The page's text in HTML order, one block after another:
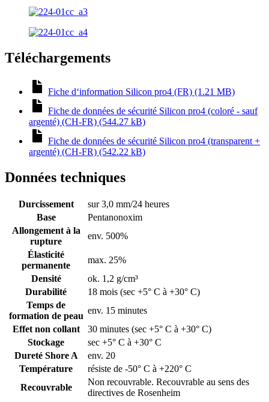
Téléchargements
Fiche d‘information Silicon pro4 (FR) (1.21 MB)
Fiche de données de sécurité Silicon pro4 (coloré - sauf
argenté) (CH-FR) (544.27 kB)
Fiche de données de sécurité Silicon pro4 (transparent +
argenté) (CH-FR) (542.22 kB)
Données techniques
Durcissement
sur 3,0 mm/24 heures
Base
Pentanonoxim
Allongement à la
rupture
env. 500%
Élasticité
permanente
max. 25%
Densité
ok. 1,2 g/cm³
Durabilité
18 mois (sec +5° C à +30° C)
Temps de
formation de peau
env. 15 minutes
Effet non collant
30 minutes (sec +5° C à +30° C)
Stockage
sec +5° C à +30° C
Dureté Shore A
env. 20
Température
résiste de -50° C à +220° C
Recouvrable
Non recouvrable. Recouvrable au sens des
directives de Rosenheim